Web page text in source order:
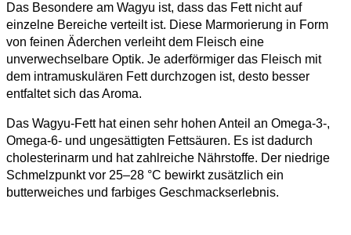
Das Besondere am Wagyu ist, dass das Fett nicht auf
einzelne Bereiche verteilt ist. Diese Marmorierung in Form
von feinen Äderchen verleiht dem Fleisch eine
unverwechselbare Optik. Je aderförmiger das Fleisch mit
dem intramuskulären Fett durchzogen ist, desto besser
entfaltet sich das Aroma.
Das Wagyu-Fett hat einen sehr hohen Anteil an Omega-3-,
Omega-6- und ungesättigten Fettsäuren. Es ist dadurch
cholesterinarm und hat zahlreiche Nährstoffe. Der niedrige
Schmelzpunkt vor 25–28 °C bewirkt zusätzlich ein
butterweiches und farbiges Geschmackserlebnis.